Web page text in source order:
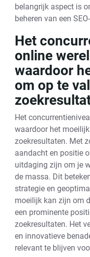
belangrijk aspect is
beheren van een
Het
online
waardoor
om op te
Het
waardoor het
zoekresultaten. Met
aandacht en positie
uitdaging zijn om je
de massa. Dit
strategie en
moeilijk kan zijn om
een prominente
zoekresultaten. Het
en innovatieve
relevant te blijven